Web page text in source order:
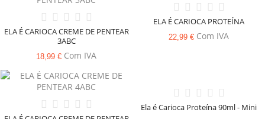
ELA É CARIOCA CREME DE PENTEAR
3ABC
18,99 € Com IVA
ELA É CARIOCA PROTEÍNA
22,99 € Com IVA
Ela é Carioca Proteína 90ml - Mini